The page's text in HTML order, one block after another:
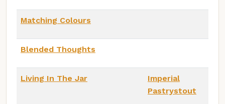
Matching Colours
Blended Thoughts
Living In The Jar
Imperial
Pastrystout